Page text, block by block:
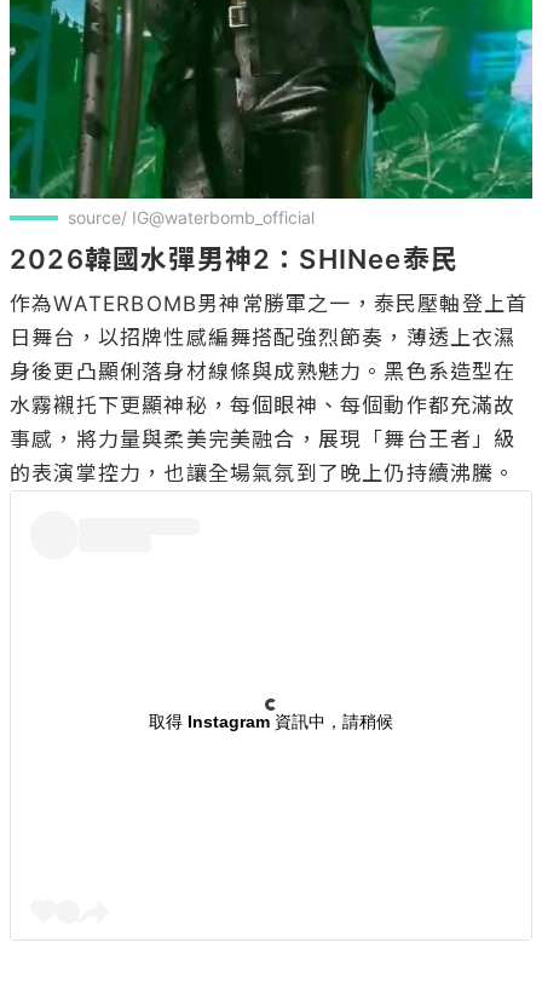
source/ IG@waterbomb_official
2026韓國水彈男神2：SHINee泰民
作為WATERBOMB男神常勝軍之一，泰民壓軸登上首
日舞台，以招牌性感編舞搭配強烈節奏，薄透上衣濕
身後更凸顯俐落身材線條與成熟魅力。黑色系造型在
水霧襯托下更顯神秘，每個眼神、每個動作都充滿故
事感，將力量與柔美完美融合，展現「舞台王者」級
取得 Instagram 資訊中，請稍候